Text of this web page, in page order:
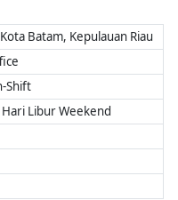
Batam, Kepulauan Riau
Shift
Libur Weekend